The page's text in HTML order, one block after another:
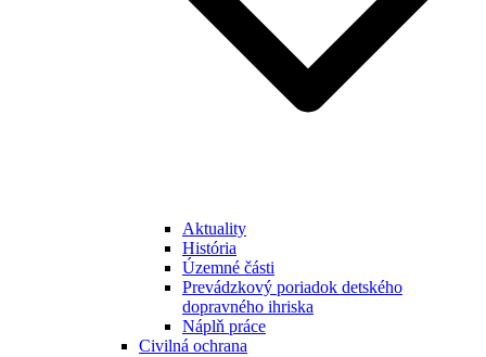
Aktuality
História
Územné části
Prevádzkový poriadok detského
dopravného ihriska
Náplň práce
Civilná ochrana